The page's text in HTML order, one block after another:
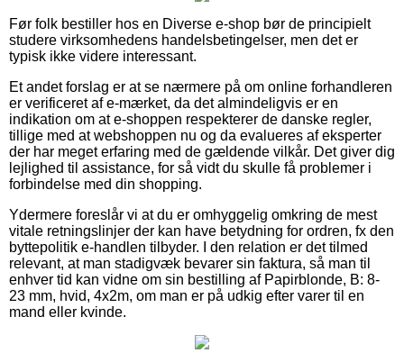
Før folk bestiller hos en Diverse e-shop bør de principielt
studere virksomhedens handelsbetingelser, men det er
typisk ikke videre interessant.
Et andet forslag er at se nærmere på om online forhandleren
er verificeret af e-mærket, da det almindeligvis er en
indikation om at e-shoppen respekterer de danske regler,
tillige med at webshoppen nu og da evalueres af eksperter
der har meget erfaring med de gældende vilkår. Det giver dig
lejlighed til assistance, for så vidt du skulle få problemer i
forbindelse med din shopping.
Ydermere foreslår vi at du er omhyggelig omkring de mest
vitale retningslinjer der kan have betydning for ordren, fx den
byttepolitik e-handlen tilbyder. I den relation er det tilmed
relevant, at man stadigvæk bevarer sin faktura, så man til
enhver tid kan vidne om sin bestilling af Papirblonde, B: 8-
23 mm, hvid, 4x2m, om man er på udkig efter varer til en
mand eller kvinde.